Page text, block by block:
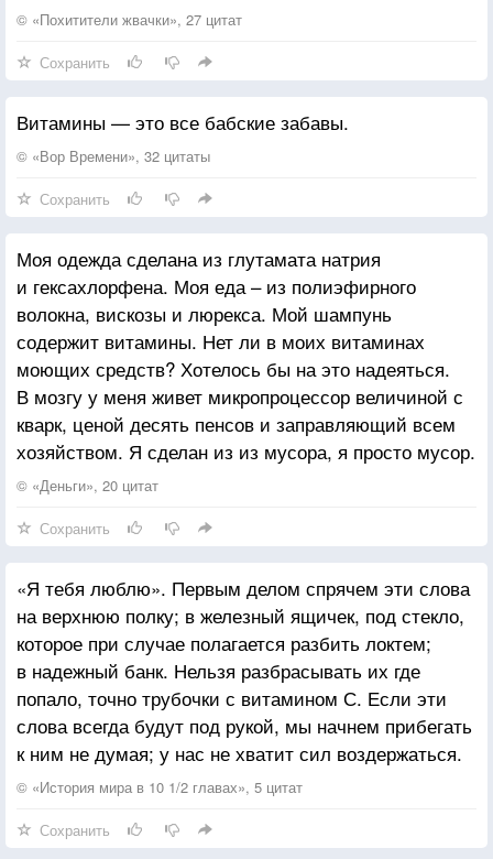
© «Похитители жвачки», 27 цитат
Сохранить
Витамины — это все бабские забавы.
© «Вор Времени», 32 цитаты
Сохранить
Моя одежда сделана из глутамата натрия
и гексахлорфена. Моя еда – из полиэфирного
волокна, вискозы и люрекса. Мой шампунь
содержит витамины. Нет ли в моих витаминах
моющих средств? Хотелось бы на это надеяться.
В мозгу у меня живет микропроцессор величиной с
кварк, ценой десять пенсов и заправляющий всем
хозяйством. Я сделан из из мусора, я просто мусор.
© «Деньги», 20 цитат
Сохранить
«Я тебя люблю». Первым делом спрячем эти слова
на верхнюю полку; в железный ящичек, под стекло,
которое при случае полагается разбить локтем;
в надежный банк. Нельзя разбрасывать их где
попало, точно трубочки с витамином С. Если эти
слова всегда будут под рукой, мы начнем прибегать
к ним не думая; у нас не хватит сил воздержаться.
© «История мира в 10 1/2 главах», 5 цитат
Сохранить